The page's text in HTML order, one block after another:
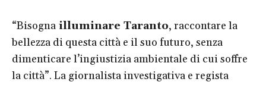
“Bisogna illuminare Taranto, raccontare la
bellezza di questa città e il suo futuro, senza
dimenticare l’ingiustizia ambientale di cui soffre
la città”. La giornalista investigativa e regista